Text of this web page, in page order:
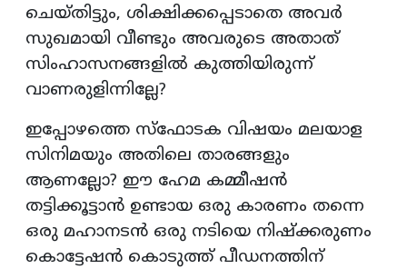
ചെയ്തിട്ടും, ശിക്ഷിക്കപ്പെടാതെ അവർ
സുഖമായി വീണ്ടും അവരുടെ അതാത്
സിംഹാസനങ്ങളിൽ കുത്തിയിരുന്ന്
വാണരുളിന്നില്ലേ?
ഇപ്പോഴത്തെ സ്ഫോടക വിഷയം മലയാള
സിനിമയും അതിലെ താരങ്ങളും
ആണല്ലോ? ഈ ഹേമ കമ്മീഷൻ
തട്ടിക്കൂട്ടാൻ ഉണ്ടായ ഒരു കാരണം തന്നെ
ഒരു മഹാനടൻ ഒരു നടിയെ നിഷ്ക്കരുണം
കൊട്ടേഷൻ കൊടുത്ത് പീഡനത്തിന്